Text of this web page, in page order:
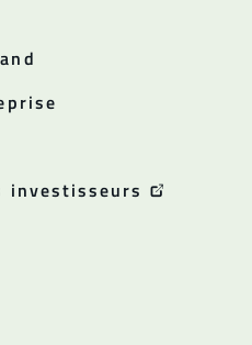
investisseurs